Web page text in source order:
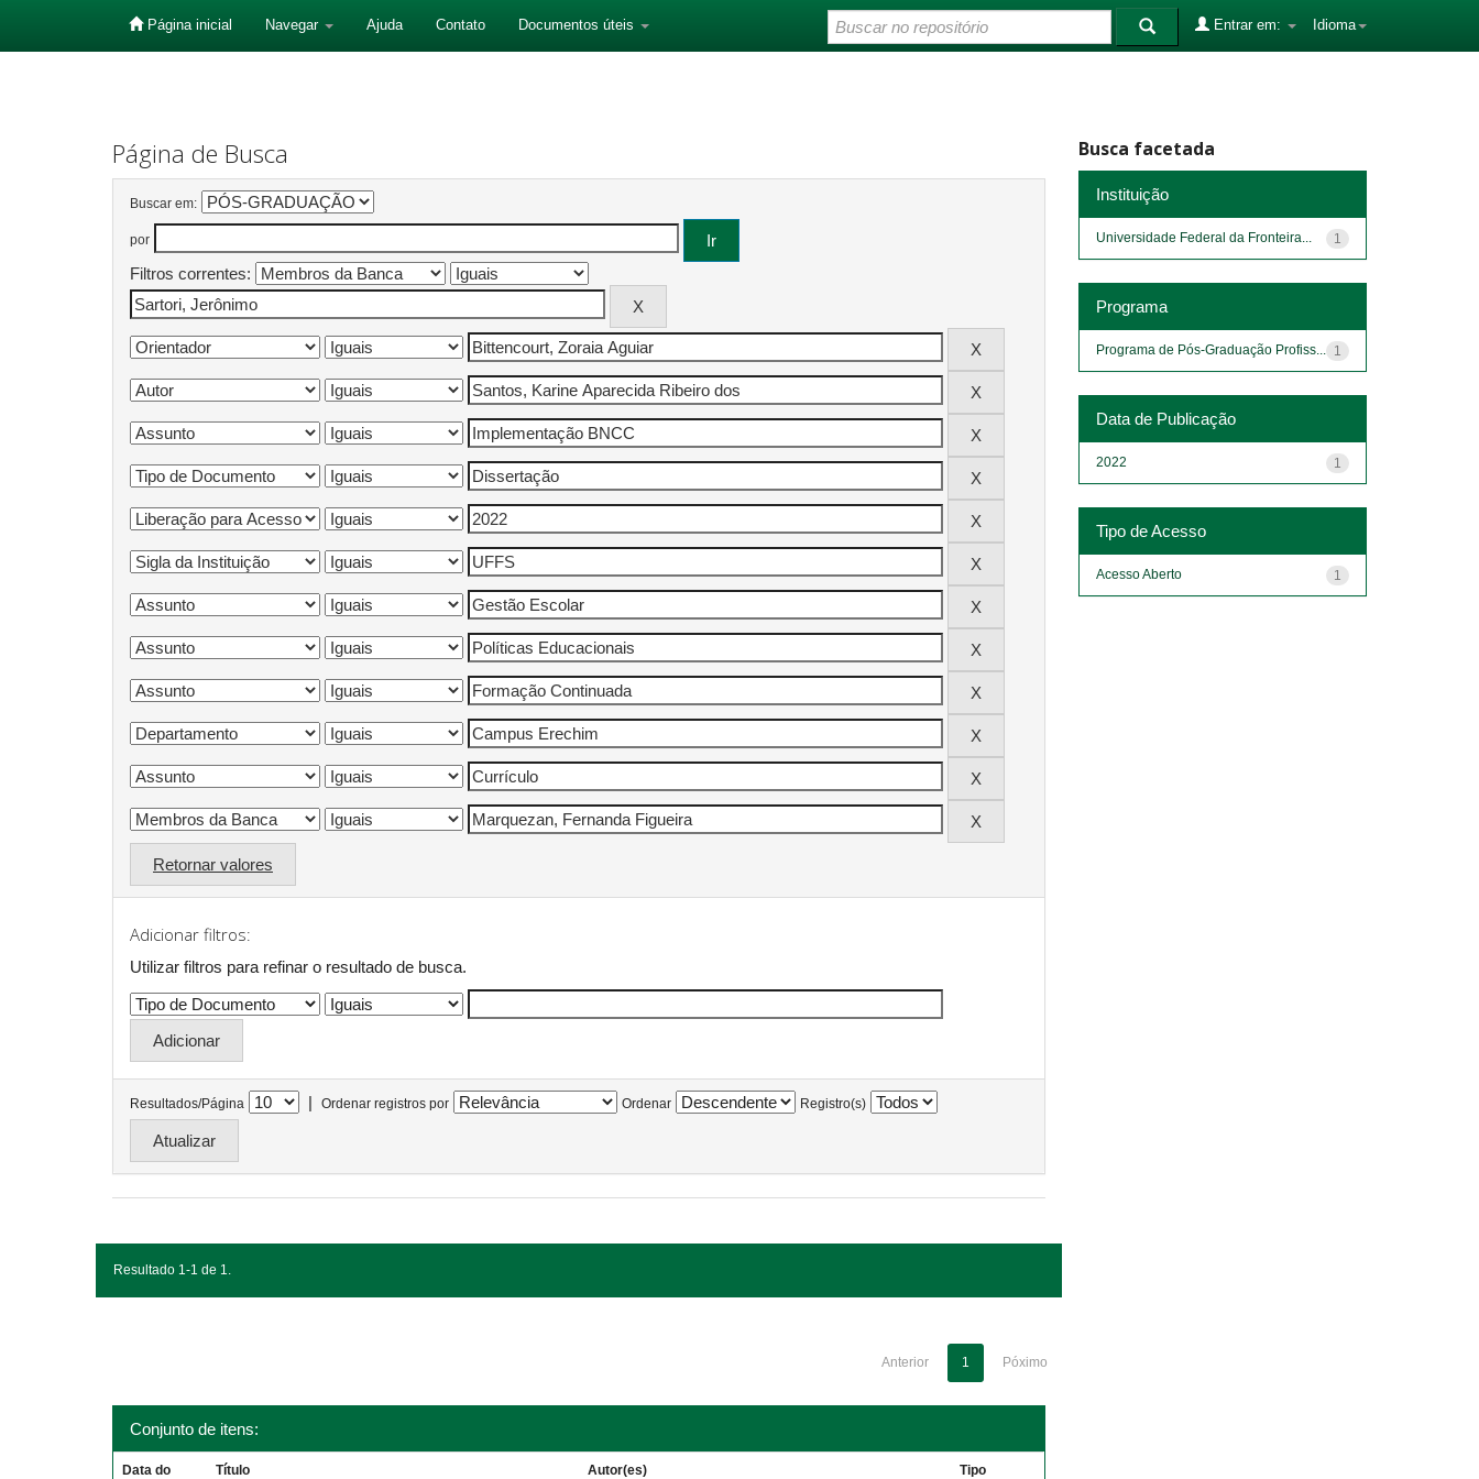
Página inicial Navegar Ajuda Contato Documentos úteis Idioma
Entrar em:
Página de Busca
Buscar em:
por
Filtros correntes:
Retornar valores
Adicionar filtros:
Utilizar filtros para refinar o resultado de busca.
Resultados/Página | Ordenar registros por Ordenar Registro(s)
Resultado 1-1 de 1.
Anterior 1 Póximo
Conjunto de itens:
Data do Título Autor(es) Tipo
Busca facetada
Instituição
1
Universidade Federal da Fronteira...
Programa
1
Programa de Pós-Graduação Profiss...
Data de Publicação
1
2022
Tipo de Acesso
1
Acesso Aberto